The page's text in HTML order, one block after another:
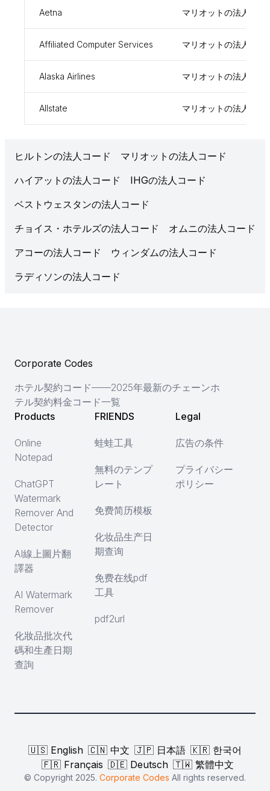
Aetna マリオットの法人コー
Affiliated Computer Services マリオットの法人コー
Alaska Airlines マリオットの法人コー
Allstate マリオットの法人コー
ヒルトンの法人コード
マリオットの法人コード
ハイアットの法人コード
IHGの法人コード
ベストウェスタンの法人コード
チョイス・ホテルズの法人コード
オムニの法人コード
アコーの法人コード
ウィンダムの法人コード
ラディソンの法人コード
Corporate Codes
ホテル契約コード——2025年最新のチェーンホ
テル契約料金コード一覧
Products
Online
Notepad
ChatGPT
Watermark
Remover And
Detector
AI線上圖片翻
譯器
AI Watermark
Remover
化妝品批次代
碼和生產日期
查詢
FRIENDS
蛙蛙工具
無料のテンプ
レート
免费简历模板
化妆品生产日
期查询
免费在线pdf
工具
pdf2url
Legal
広告の条件
プライバシー
ポリシー
🇺🇸 English 🇨🇳 中文 🇯🇵 日本語 🇰🇷 한국어
🇫🇷 Français 🇩🇪 Deutsch 🇹🇼 繁體中文
© Copyright 2025. Corporate Codes All rights reserved.